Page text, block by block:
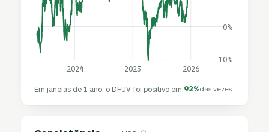
-10%
0%
2024 2025 2026
Em janelas de 1 ano, o DFUV foi positivo em:92%das vezes